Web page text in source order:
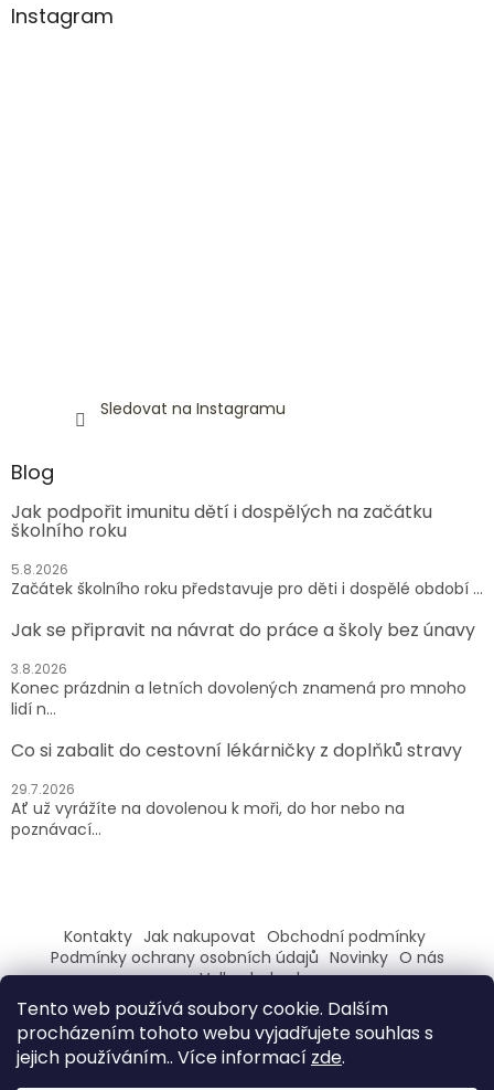
Tento web používá soubory cookie. Dalším
procházením tohoto webu vyjadřujete souhlas s
jejich používáním.. Více informací zde.
Instagram
Sledovat na Instagramu
Blog
Jak podpořit imunitu dětí i dospělých na začátku
školního roku
5.8.2026
Začátek školního roku představuje pro děti i dospělé období ...
Jak se připravit na návrat do práce a školy bez únavy
3.8.2026
Konec prázdnin a letních dovolených znamená pro mnoho
lidí n...
Co si zabalit do cestovní lékárničky z doplňků stravy
29.7.2026
Ať už vyrážíte na dovolenou k moři, do hor nebo na
poznávací...
Kontakty Jak nakupovat Obchodní podmínky
Podmínky ochrany osobních údajů Novinky O nás
Velkoobchod
ZAREGISTRUJ SE A ZÍSKEJ SLEVU 100,- NA PRVNÍ NÁKUP